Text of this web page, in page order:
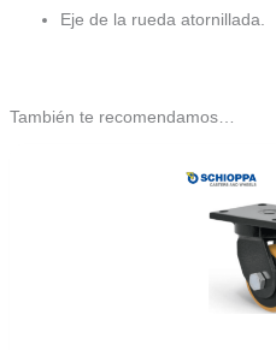
Eje de la rueda atornillada.
También te recomendamos…